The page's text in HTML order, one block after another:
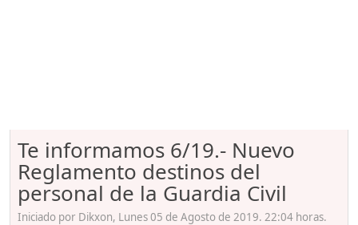
Te informamos 6/19.- Nuevo
Reglamento destinos del
personal de la Guardia Civil
Iniciado por Dikxon, Lunes 05 de Agosto de 2019. 22:04 horas.